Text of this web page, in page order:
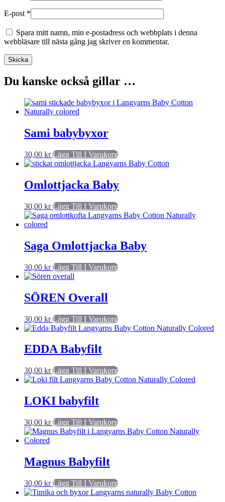
E-post *
Spara mitt namn, min e-postadress och webbplats i denna
webbläsare till nästa gång jag skriver en kommentar.
Du kanske också gillar …
Sami babybyxor
30,00 kr Lägg Till I Varukorg
Omlottjacka Baby
30,00 kr Lägg Till I Varukorg
Saga Omlottjacka Baby
30,00 kr Lägg Till I Varukorg
SÖREN Overall
30,00 kr Lägg Till I Varukorg
EDDA Babyfilt
30,00 kr Lägg Till I Varukorg
LOKI babyfilt
30,00 kr Lägg Till I Varukorg
Magnus Babyfilt
30,00 kr Lägg Till I Varukorg